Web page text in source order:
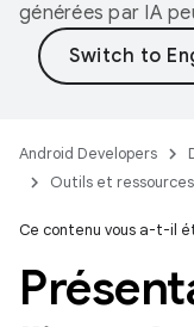
générées par IA
Android Developers
Outils et
Ce contenu vous a-t-il